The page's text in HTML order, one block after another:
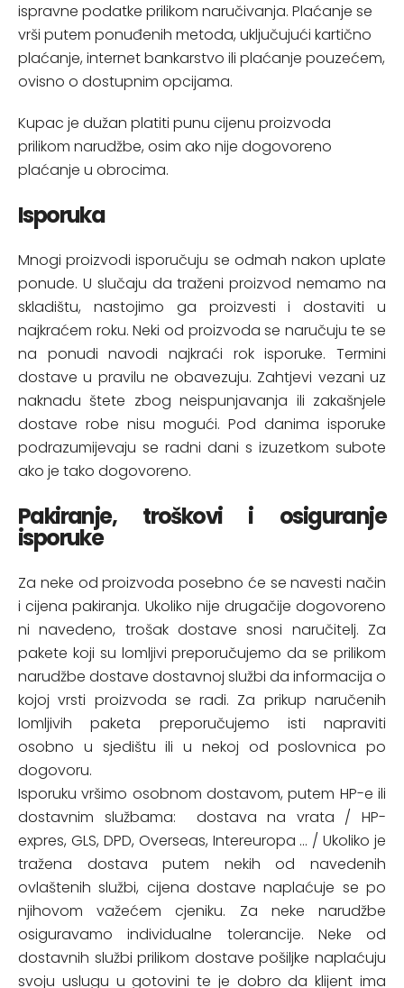
ispravne podatke prilikom naručivanja. Plaćanje se
vrši putem ponuđenih metoda, uključujući kartično
plaćanje, internet bankarstvo ili plaćanje pouzećem,
ovisno o dostupnim opcijama.
Kupac je dužan platiti punu cijenu proizvoda
prilikom narudžbe, osim ako nije dogovoreno
plaćanje u obrocima.
Isporuka
Mnogi proizvodi isporučuju se odmah nakon uplate
ponude. U slučaju da traženi proizvod nemamo na
skladištu, nastojimo ga proizvesti i dostaviti u
najkraćem roku. Neki od proizvoda se naručuju te se
na ponudi navodi najkraći rok isporuke. Termini
dostave u pravilu ne obavezuju. Zahtjevi vezani uz
naknadu štete zbog neispunjavanja ili zakašnjele
dostave robe nisu mogući. Pod danima isporuke
podrazumijevaju se radni dani s izuzetkom subote
ako je tako dogovoreno.
Pakiranje, troškovi i osiguranje
isporuke
Za neke od proizvoda posebno će se navesti način
i cijena pakiranja. Ukoliko nije drugačije dogovoreno
ni navedeno, trošak dostave snosi naručitelj. Za
pakete koji su lomljivi preporučujemo da se prilikom
narudžbe dostave dostavnoj službi da informacija o
kojoj vrsti proizvoda se radi. Za prikup naručenih
lomljivih paketa preporučujemo isti napraviti
osobno u sjedištu ili u nekoj od poslovnica po
dogovoru.
Isporuku vršimo osobnom dostavom, putem HP-e ili
dostavnim službama: dostava na vrata / HP-
expres, GLS, DPD, Overseas, Intereuropa ... / Ukoliko je
tražena dostava putem nekih od navedenih
ovlaštenih službi, cijena dostave naplaćuje se po
njihovom važećem cjeniku. Za neke narudžbe
osiguravamo individualne tolerancije. Neke od
dostavnih službi prilikom dostave pošiljke naplaćuju
svoju uslugu u gotovini te je dobro da klijent ima